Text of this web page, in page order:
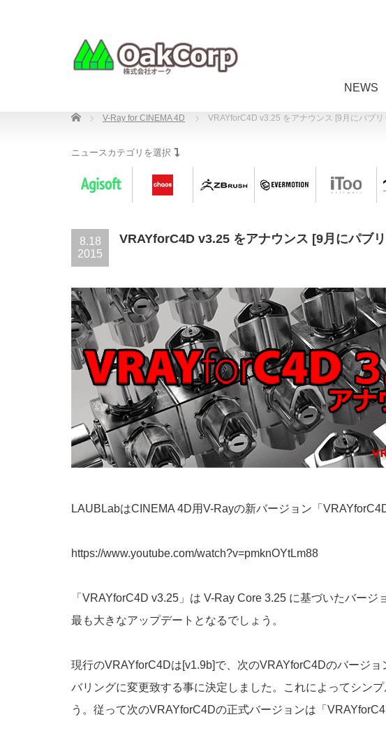
NEWS
Home V-Ray for CINEMA 4D VRAYforC4D v3.25 をアナウンス [9月にパブ
ニュースカテゴリを選択
8.18
2015
VRAYforC4D v3.25 をアナウンス [9月にパブ
LAUBLabはCINEMA 4D用V-Rayの新バージョン「
https://www.youtube.com/watch?v=pmknOYtLm88
「VRAYforC4D v3.25」は V-Ray Core 3.25 に基づいたバー
最も大きなアップデートとなるでしょう。
現行のVRAYforC4Dは[v1.9b]で、次のVRAYforC4Dのバージ
バリングに変更致する事に決定しました。これによってシン
う。従って次のVRAYforC4Dの正式バージョンは「